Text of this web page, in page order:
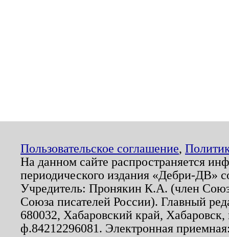
Пользовательское соглашение,
На данном сайте распространяется
периодического издания «Дебри-ДВ»
Учредитель: Пронякин К.А. (член
Союза писателей России). Главный
680032, Хабаровский край,
ф.84212296081. Электронная